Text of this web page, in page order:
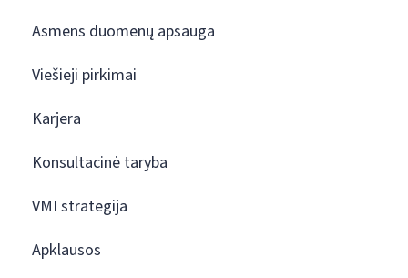
Asmens duomenų apsauga
Viešieji pirkimai
Karjera
Konsultacinė taryba
VMI strategija
Apklausos